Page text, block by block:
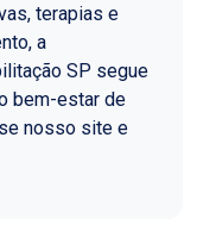
terapias e
a
SP segue
bem-estar de
nosso site e